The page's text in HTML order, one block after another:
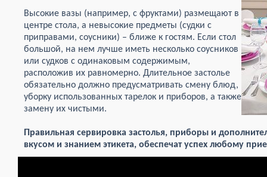
Высокие вазы (например, с фруктами) размещают в
центре стола, а невысокие предметы (судки с
приправами, соусники) – ближе к гостям. Если стол
большой, на нем лучше иметь несколько соусников
или судков с одинаковым содержимым,
расположив их равномерно. Длительное застолье
обязательно должно предусматривать смену блюд,
уборку использованных тарелок и приборов, а также
замену их чистыми.
Правильная сервировка застолья, приборы и
вкусом и знанием этикета, обеспечат успех любому